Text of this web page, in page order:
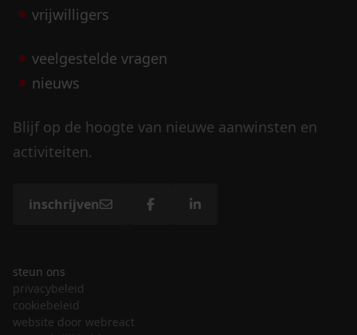
vrijwilligers
veelgestelde vragen
nieuws
Blijf op de hoogte van nieuwe aanwinsten en
activiteiten.
inschrijven
steun ons
privacybeleid
cookiebeleid
website door webreact